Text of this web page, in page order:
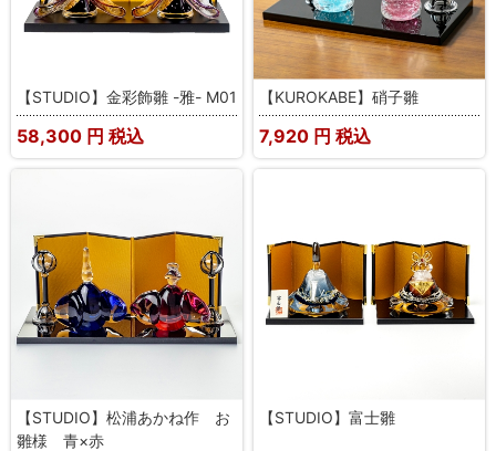
【STUDIO】金彩飾雛 -雅- M01
58,300 円 税込
【KUROKABE】硝子雛
7,920 円 税込
【STUDIO】松浦あかね作 お
雛様 青×赤
【STUDIO】富士雛